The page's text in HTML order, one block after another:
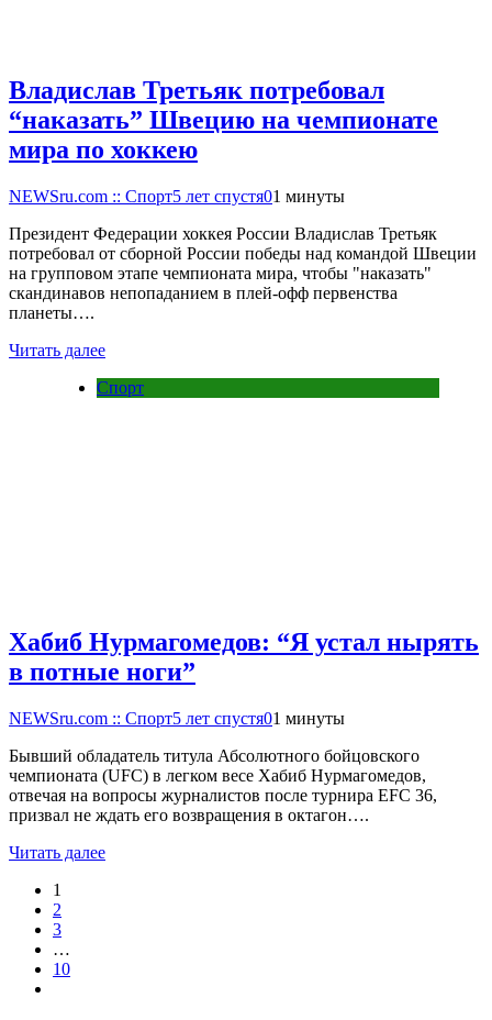
Владислав Третьяк потребовал
“наказать” Швецию на чемпионате
мира по хоккею
NEWSru.com :: Спорт5 лет спустя01 минуты
Президент Федерации хоккея России Владислав Третьяк
потребовал от сборной России победы над командой Швеции
на групповом этапе чемпионата мира, чтобы "наказать"
скандинавов непопаданием в плей-офф первенства
планеты….
Читать далее
Спорт
Хабиб Нурмагомедов: “Я устал нырять
в потные ноги”
NEWSru.com :: Спорт5 лет спустя01 минуты
Бывший обладатель титула Абсолютного бойцовского
чемпионата (UFC) в легком весе Хабиб Нурмагомедов,
отвечая на вопросы журналистов после турнира EFC 36,
призвал не ждать его возвращения в октагон….
Читать далее
1
2
3
…
10